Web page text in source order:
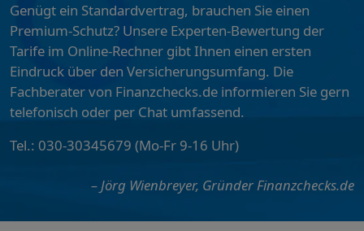
Genügt ein Standardvertrag, brauchen Sie einen
Premium-Schutz? Unsere Experten-Bewertung der
Tarife im Online-Rechner gibt Ihnen einen ersten
Eindruck über den Versicherungsumfang. Die
Fachberater von Finanzchecks.de informieren Sie gern
telefonisch oder per Chat umfassend.
Tel.: 030-30345679 (Mo-Fr 9-16 Uhr)
– Jörg Wienbreyer, Gründer Finanzchecks.de